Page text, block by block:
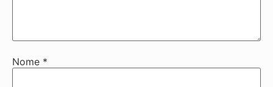
Nome *